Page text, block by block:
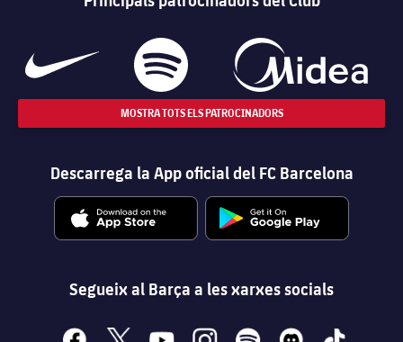
MOSTRA TOTS ELS PATROCINADORS
Descarrega la App oficial del FC Barcelona
Segueix al Barça a les xarxes socials
facebook
x youtubeinstagramspotify discord tiktok